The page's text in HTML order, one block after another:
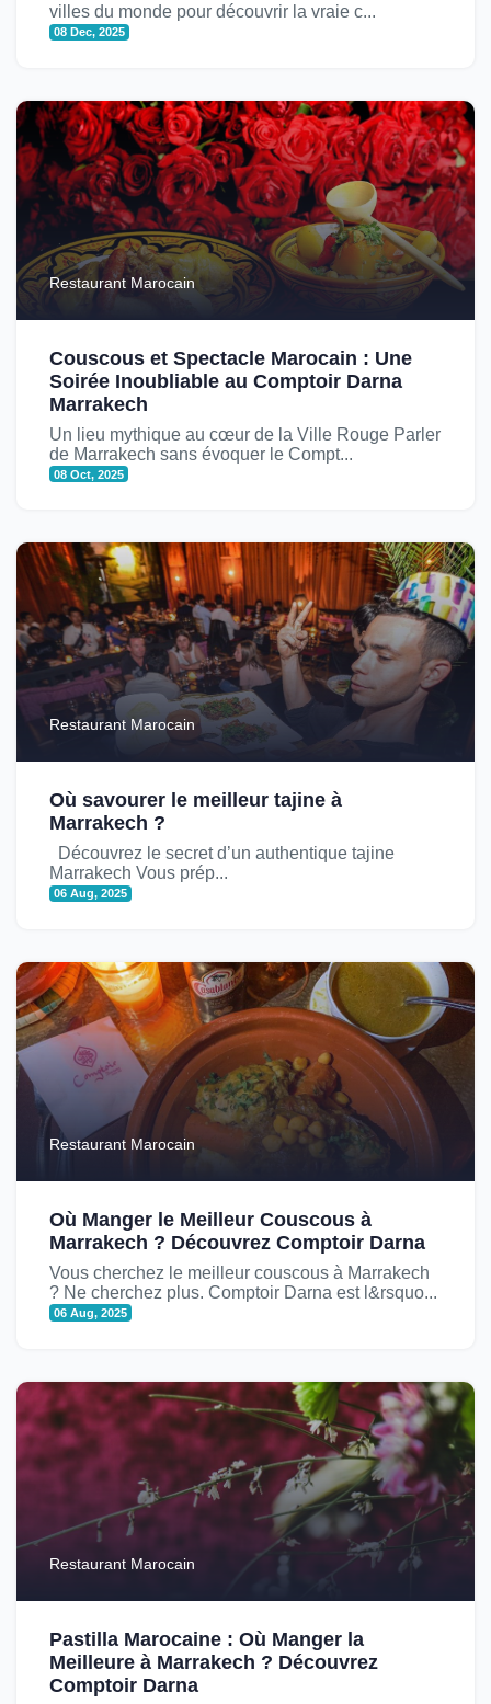
villes du monde pour découvrir la vraie c...
08 Dec, 2025
Restaurant Marocain
Couscous et Spectacle Marocain : Une
Soirée Inoubliable au Comptoir Darna
Marrakech
Un lieu mythique au cœur de la Ville Rouge Parler
de Marrakech sans évoquer le Compt...
08 Oct, 2025
Restaurant Marocain
Où savourer le meilleur tajine à
Marrakech ?
Découvrez le secret d’un authentique tajine
Marrakech Vous prép...
06 Aug, 2025
Restaurant Marocain
Où Manger le Meilleur Couscous à
Marrakech ? Découvrez Comptoir Darna
Vous cherchez le meilleur couscous à Marrakech
? Ne cherchez plus. Comptoir Darna est l&rsquo...
06 Aug, 2025
Restaurant Marocain
Pastilla Marocaine : Où Manger la
Meilleure à Marrakech ? Découvrez
Comptoir Darna